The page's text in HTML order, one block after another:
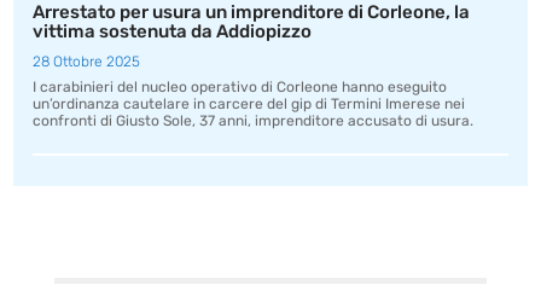
Arrestato per usura un imprenditore di Corleone, la
vittima sostenuta da Addiopizzo
28 Ottobre 2025
I carabinieri del nucleo operativo di Corleone hanno eseguito
un’ordinanza cautelare in carcere del gip di Termini Imerese nei
confronti di Giusto Sole, 37 anni, imprenditore accusato di usura.